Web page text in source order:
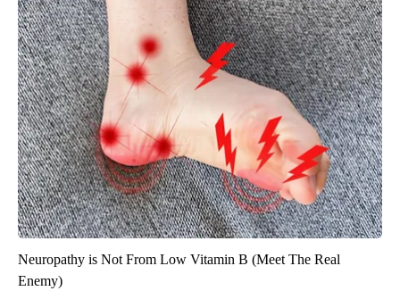
Neuropathy is Not From Low Vitamin B (Meet The Real
Enemy)